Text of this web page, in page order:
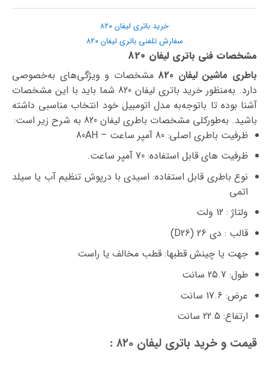
خرید باتری لیفان ۸۲۰
سفارش تلفنی باتری لیفان ۸۲۰
مشخصات فنی باتری لیفان 820
باطری ماشین لیفان 820
مشخصات و ویژگی‌های به‌خصوصی
دارد. به‌منظور خرید باتری لیفان 820 شما باید با این مشخصات
آشنا بوده تا با‌توجه‌به مدل اتومبیل خود انتخاب مناسبی داشته
باشید. به‌طورکلی مشخصات باطری لیفان 820 به شرح زیر است:
ظرفیت باطری اصلی: 80 آمپر ساعت – 80AH
ظرفیت های قابل استفاده: 70 آمپر ساعت.
نوع باطری قابل استفاده: اسیدی با درپوش تنظیم آب یا سیلد
اتمی
ولتاژ : 12 ولت
قالب : دی 26 (D26)
جهت یا چینش قطبها: قطب مخالف یا راست
طول: 25.7 سانت
عرض: 17.6 سانت
ارتفاع: 22.5 سانت
قیمت و خرید باتری لیفان ۸۲۰ :